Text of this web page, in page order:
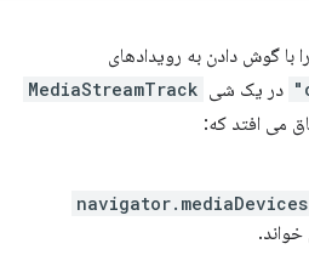
را با گوش دادن به رویدادهای
در یک شی MediaStreamTrack
می افتد که:
خواند.